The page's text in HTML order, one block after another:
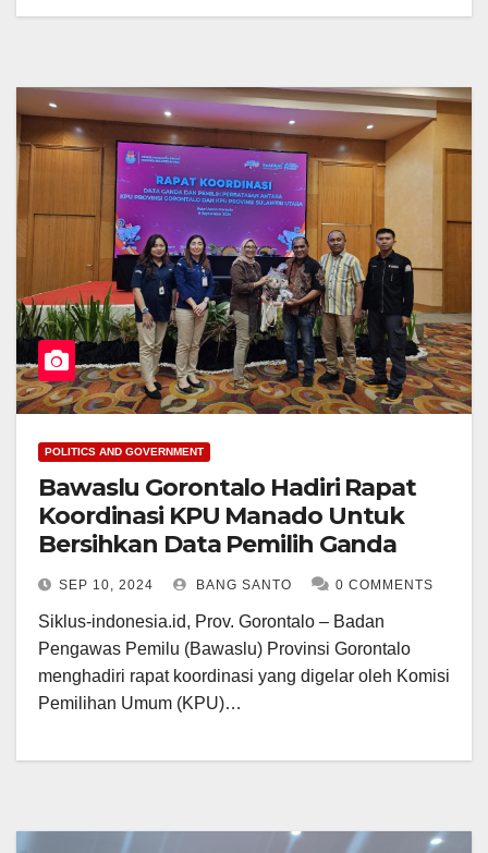
POLITICS AND GOVERNMENT
Bawaslu Gorontalo Hadiri Rapat
Koordinasi KPU Manado Untuk
Bersihkan Data Pemilih Ganda
SEP 10, 2024 BANG SANTO 0 COMMENTS
Siklus-indonesia.id, Prov. Gorontalo – Badan
Pengawas Pemilu (Bawaslu) Provinsi Gorontalo
menghadiri rapat koordinasi yang digelar oleh Komisi
Pemilihan Umum (KPU)…